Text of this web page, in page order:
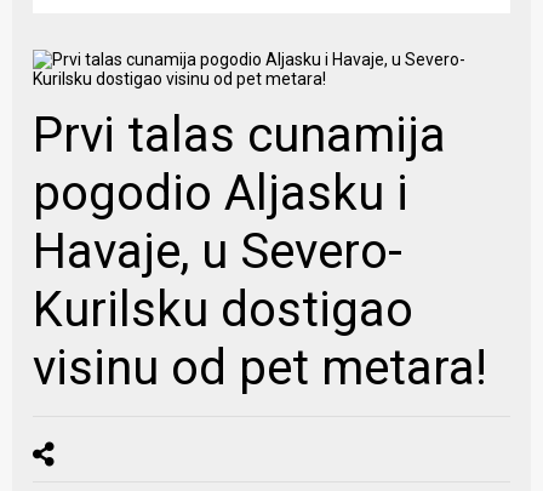
Prvi talas cunamija
pogodio Aljasku i
Havaje, u Severo-
Kurilsku dostigao
visinu od pet metara!